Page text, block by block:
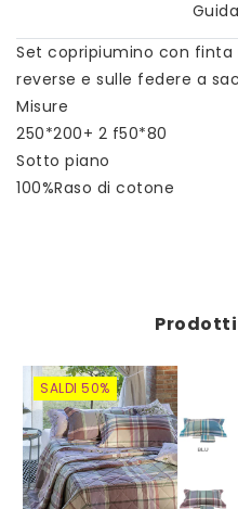
Set copripiumino con
reverse e sulle federe a
Misure
250*200+ 2 f50*80
Sotto piano
100%Raso di cotone
SALDI 50%